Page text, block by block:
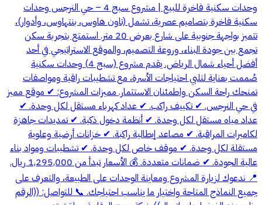
وحدات سكنية فاخرة للبيع | مشروع سبج 4 – حي النرجس وحدات
سكنية فاخرة بتصاميم عصرية، تشمل (تاون هاوس، بنتهاوس، وأدوار)،
تتميز بواجهة جنوبية على شارع بعرض 20 متر. استمتع بتجربة سكن
تجمع بين جودة البناء، وروعة التصميم، والموقع الاستراتيجي في أحد
أفضل أحياء شمال الرياض. يقدم مشروع (سبج 4) وحدات سكنية
صُممت بعناية لتلبي احتياجات الأسرة، مع تشطيبات راقية ومواصفات
تمنحك راحة السكن واطمئنان الاستثمار. مميزات المشروع: ✔ موقع مميز
في حي النرجس. ✔ تكييف راكب. ✔ عداد كهرباء مستقل لكل وحدة. ✔
عداد مياه مستقل لكل وحدة. ✔ أنظمة دخول ذكية. ✔ تمديدات جاهزة
لكاميرات المراقبة. ✔ مصاعد إيطالية راكبة. ✔ خزانات أرضية وعلوية
مستقلة لكل وحدة. ✔ موقف خاص لكل وحدة. ✔ تشطيبات ومواد بناء
عالية الجودة. ✔ ضمانات متعددة. 💰 الأسعار تبدأ من 1,295,000 ريال.
📍 ندعوك لزيارة المشروع ومعاينة الوحدات على الطبيعة، والتعرف على
جميع النماذج المتاحة واختيار ما يناسب احتياجك. 📞 للتواصل: ((الرقم